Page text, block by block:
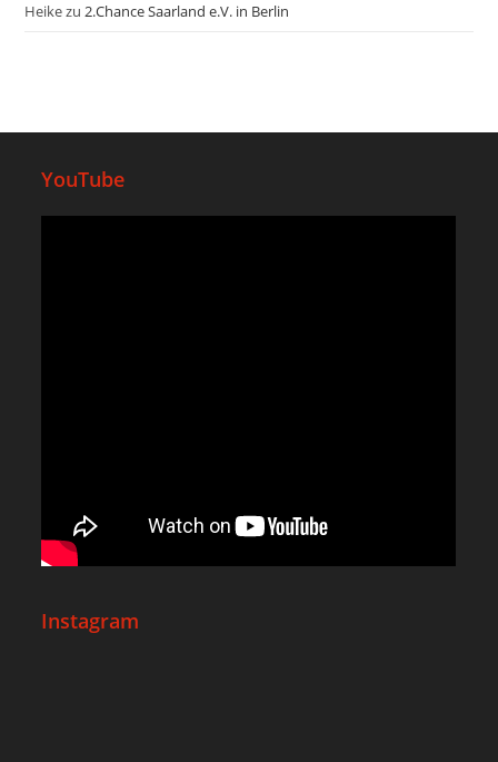
Heikezu2.Chance Saarland e.V. in Berlin
YouTube
Instagram